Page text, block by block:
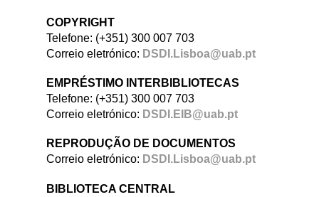
COPYRIGHT
Telefone: (+351) 300 007 703
Correio eletrónico: DSDI.Lisboa@uab.pt
EMPRÉSTIMO INTERBIBLIOTECAS
Telefone: (+351) 300 007 703
Correio eletrónico: DSDI.EIB@uab.pt
REPRODUÇÃO DE DOCUMENTOS
Correio eletrónico: DSDI.Lisboa@uab.pt
BIBLIOTECA CENTRAL